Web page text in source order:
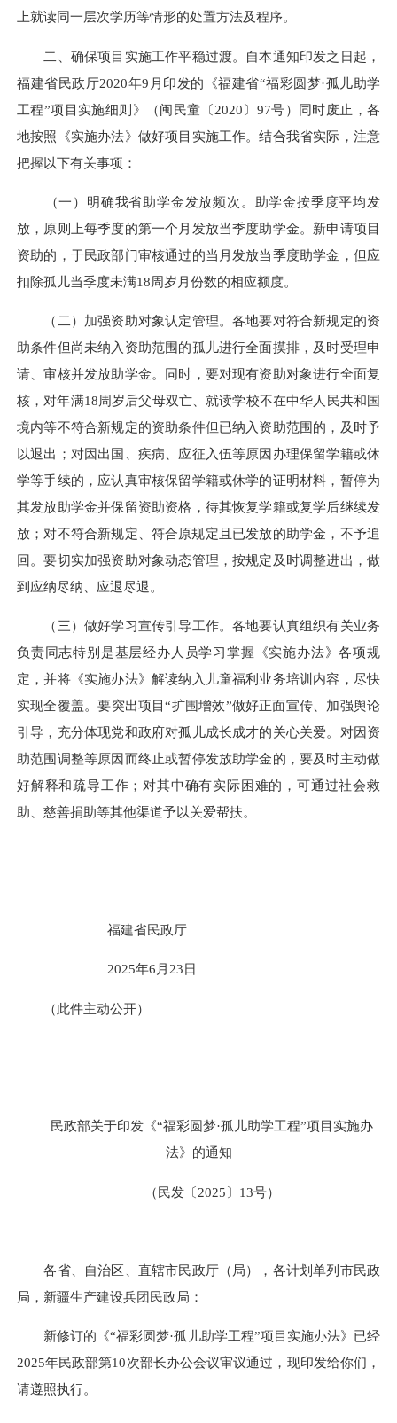
上就读同一层次学历等情形的处置方法及程序。
二、确保项目实施工作平稳过渡。自本通知印发之日起，
福建省民政厅2020年9月印发的《福建省“福彩圆梦·孤儿助学
工程”项目实施细则》（闽民童〔2020〕97号）同时废止，各
地按照《实施办法》做好项目实施工作。结合我省实际，注意
把握以下有关事项：
（一）明确我省助学金发放频次。助学金按季度平均发
放，原则上每季度的第一个月发放当季度助学金。新申请项目
资助的，于民政部门审核通过的当月发放当季度助学金，但应
扣除孤儿当季度未满18周岁月份数的相应额度。
（二）加强资助对象认定管理。各地要对符合新规定的资
助条件但尚未纳入资助范围的孤儿进行全面摸排，及时受理申
请、审核并发放助学金。同时，要对现有资助对象进行全面复
核，对年满18周岁后父母双亡、就读学校不在中华人民共和国
境内等不符合新规定的资助条件但已纳入资助范围的，及时予
以退出；对因出国、疾病、应征入伍等原因办理保留学籍或休
学等手续的，应认真审核保留学籍或休学的证明材料，暂停为
其发放助学金并保留资助资格，待其恢复学籍或复学后继续发
放；对不符合新规定、符合原规定且已发放的助学金，不予追
回。要切实加强资助对象动态管理，按规定及时调整进出，做
到应纳尽纳、应退尽退。
（三）做好学习宣传引导工作。各地要认真组织有关业务
负责同志特别是基层经办人员学习掌握《实施办法》各项规
定，并将《实施办法》解读纳入儿童福利业务培训内容，尽快
实现全覆盖。要突出项目“扩围增效”做好正面宣传、加强舆论
引导，充分体现党和政府对孤儿成长成才的关心关爱。对因资
助范围调整等原因而终止或暂停发放助学金的，要及时主动做
好解释和疏导工作；对其中确有实际困难的，可通过社会救
助、慈善捐助等其他渠道予以关爱帮扶。
福建省民政厅
2025年6月23日
（此件主动公开）
民政部关于印发《“福彩圆梦·孤儿助学工程”项目实施办
法》的通知
（民发〔2025〕13号）
各省、自治区、直辖市民政厅（局），各计划单列市民政
局，新疆生产建设兵团民政局：
新修订的《“福彩圆梦·孤儿助学工程”项目实施办法》已经
2025年民政部第10次部长办公会议审议通过，现印发给你们，
请遵照执行。